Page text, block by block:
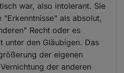
war, also intolerant. Sie
als absolut,
Recht oder es
unter den Gläubigen. Das
der eigenen
der anderen